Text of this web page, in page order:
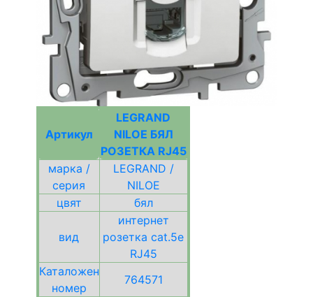
Артикул
LEGRAND
NILOE БЯЛ
РОЗЕТКА RJ45
марка /
серия
LEGRAND /
NILOE
цвят
бял
вид
интернет
розетка cat.5e
RJ45
Каталожен
номер
764571